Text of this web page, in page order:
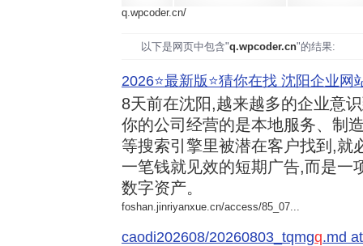
q.wpcoder.cn/
以下是网页中包含"q.wpcoder.cn"的结果:
2026⭐️最新版⭐️猜你在找 沈阳企业网
8天前在沈阳,越来越多的企业意
你的公司经营的是本地服务、制
等搜索引擎里被潜在客户找到,就
一笔钱就见效的短期广告,而是一
数字资产。
foshan.jinriyanxue.cn/access/85_07...
caodi202608/20260803_tqmgq.md